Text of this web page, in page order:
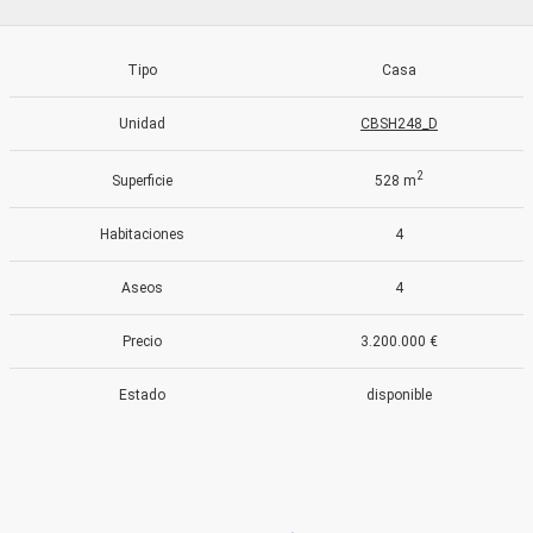
Tipo Casa
Unidad CBSH248_D
Superficie 528 m2
Habitaciones 4
Aseos 4
Precio 3.200.000 €
Estado disponible
Estas cookies son utilizadas para almacenar información
a través de la observación continuada de sus hábitos de
relacionada con el perfil de navegación del usuario.